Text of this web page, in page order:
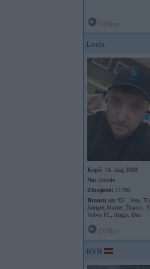
Locis
Kopš: 14. Aug 2008
No: Dobele
Ziņojumi: 11700
Braucu ar: X5 , Jeep,
Jumper,Master ,Transit,
Volvo FL, Atego, Deu
RVR